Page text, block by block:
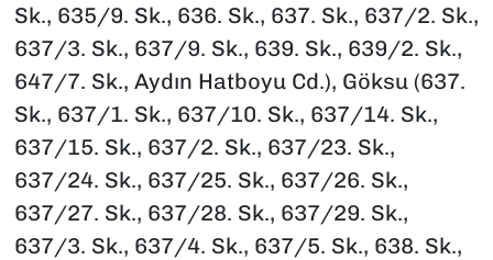
Sk., 635/9. Sk., 636. Sk., 637. Sk., 637/2. Sk.,
637/3. Sk., 637/9. Sk., 639. Sk., 639/2. Sk.,
647/7. Sk., Aydın Hatboyu Cd.), Göksu (637.
Sk., 637/1. Sk., 637/10. Sk., 637/14. Sk.,
637/15. Sk., 637/2. Sk., 637/23. Sk.,
637/24. Sk., 637/25. Sk., 637/26. Sk.,
637/27. Sk., 637/28. Sk., 637/29. Sk.,
637/3. Sk., 637/4. Sk., 637/5. Sk., 638. Sk.,